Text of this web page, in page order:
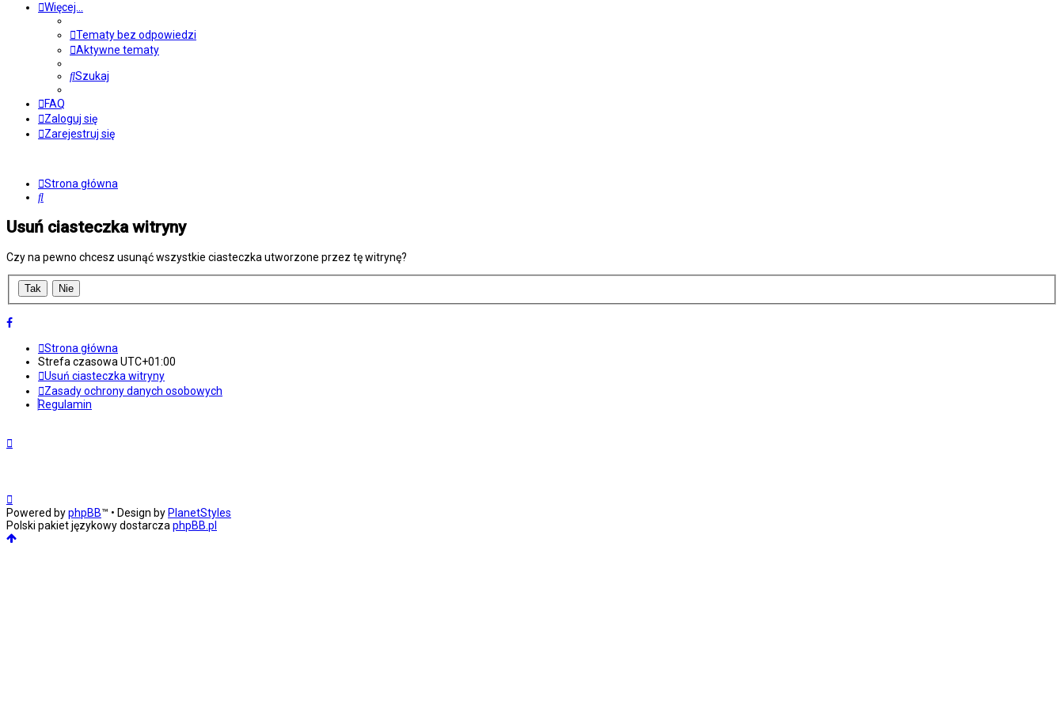
Więcej…
Tematy bez odpowiedzi
Aktywne tematy
Szukaj
FAQ
Zaloguj się
Zarejestruj się
Strona główna
Szukaj
Usuń ciasteczka witryny
Czy na pewno chcesz usunąć wszystkie ciasteczka utworzone przez tę witrynę?
Strona główna
Strefa czasowaUTC+01:00
Usuń ciasteczka witryny
Zasady ochrony danych osobowych
Regulamin
Powered byphpBB™ • Design by PlanetStyles
Polski pakiet językowy dostarczaphpBB.pl